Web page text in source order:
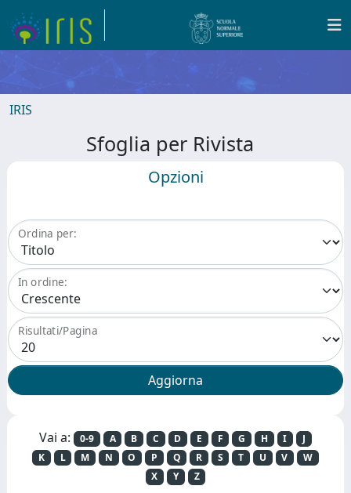
IRIS
Sfoglia per Rivista
Opzioni
Ordina per:
In ordine:
Risultati/Pagina
Vai a: 0-9 A B C D E F G H I
J
K
L M N O P Q R S T U V
W
X
Y Z